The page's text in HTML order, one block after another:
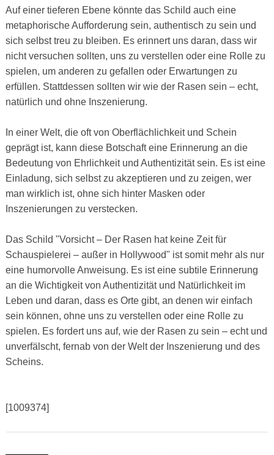
Auf einer tieferen Ebene könnte das Schild auch eine
metaphorische Aufforderung sein, authentisch zu sein und
sich selbst treu zu bleiben. Es erinnert uns daran, dass wir
nicht versuchen sollten, uns zu verstellen oder eine Rolle zu
spielen, um anderen zu gefallen oder Erwartungen zu
erfüllen. Stattdessen sollten wir wie der Rasen sein – echt,
natürlich und ohne Inszenierung.
In einer Welt, die oft von Oberflächlichkeit und Schein
geprägt ist, kann diese Botschaft eine Erinnerung an die
Bedeutung von Ehrlichkeit und Authentizität sein. Es ist eine
Einladung, sich selbst zu akzeptieren und zu zeigen, wer
man wirklich ist, ohne sich hinter Masken oder
Inszenierungen zu verstecken.
Das Schild "Vorsicht – Der Rasen hat keine Zeit für
Schauspielerei – außer in Hollywood" ist somit mehr als nur
eine humorvolle Anweisung. Es ist eine subtile Erinnerung
an die Wichtigkeit von Authentizität und Natürlichkeit im
Leben und daran, dass es Orte gibt, an denen wir einfach
sein können, ohne uns zu verstellen oder eine Rolle zu
spielen. Es fordert uns auf, wie der Rasen zu sein – echt und
unverfälscht, fernab von der Welt der Inszenierung und des
Scheins.
[1009374]